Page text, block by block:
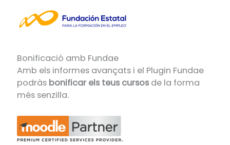
Bonificació amb Fundae
Amb els informes avançats i el Plugin Fundae
podràs bonificar els teus cursosde la forma
més senzilla.